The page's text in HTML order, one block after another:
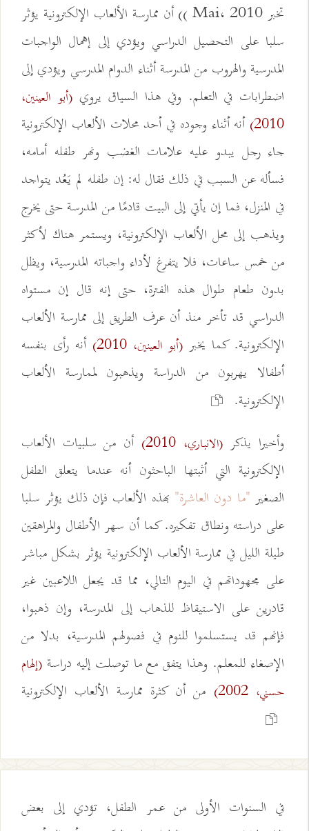
تخبر Mai، 2010 )) أن ممارسة الألعاب الإلكترونية يؤثر
سلبا على التحصيل الدراسي ويؤدي إلى إهمال الواجبات
المدرسية والهروب من المدرسة أثناء الدوام المدرسي ويؤدي إلى
اضطرابات في التعلم. وفي هذا السياق يروي(أبو العينين،
2010) أنه أثناء وجوده في أحد محلات الألعاب الإلكترونية
جاء رجل يبدو عليه علامات الغضب ونهر طفله أمامه،
فسأله عن السبب في ذلك فقال له: إن طفله لم يَعُد يتواجد
في المنزل، فما إن يأتي إلى البيت قادمًا من المدرسة حتى يخرج
ويذهب إلى محل الألعاب الإلكترونية، ويستمر هناك لأكثر
من خمس ساعات، فلا يتفرغ لأداء واجباته المدرسية، ويظل
بدون طعام طوال هذه الفترة، حتى إنه قال إن مستواه
الدراسي قد تأخر منذ أن عرف الطريق إلى ممارسة الألعاب
الإلكترونية. كما يخبر (أبو العينين، 2010)
أنه رأى بنفسه
أطفالا يهربون من الدراسة ويذهبون لممارسة الألعاب
الإلكترونية.
وأخيرا يذكر(الانباري، 2010)
أن من سلبيات الألعاب
الإلكترونية التي أثبتها الباحثون أنه عندما يتعلق الطفل
الصغير "ما دون العاشرة" بهذه الألعاب فإن ذلك يؤثر سلبا
على دراسته ونطاق تفكيره. كما أن سهر الأطفال والمراهقين
طيلة الليل في ممارسة الألعاب الإلكترونية يؤثر بشكل مباشر
على مجهوداتهم في اليوم التالي، مما قد يجعل اللاعبين غير
قادرين على الاستيقاظ للذهاب إلى المدرسة، وإن ذهبوا،
فإنهم قد يستسلموا للنوم في فصولهم المدرسية، بدلا من
الإصغاء للمعلم. وهذا يتفق مع ما توصلت إليه دراسة (إلهام
حسني، 2002)
من أن كثرة ممارسة الألعاب الإلكترونية
في السنوات الأولى من عمر الطفل، تؤدي إلى بعض